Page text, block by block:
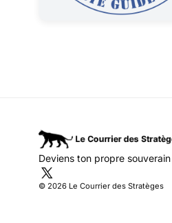
Deviens ton propre souverain
© 2026 Le Courrier des Stratèges